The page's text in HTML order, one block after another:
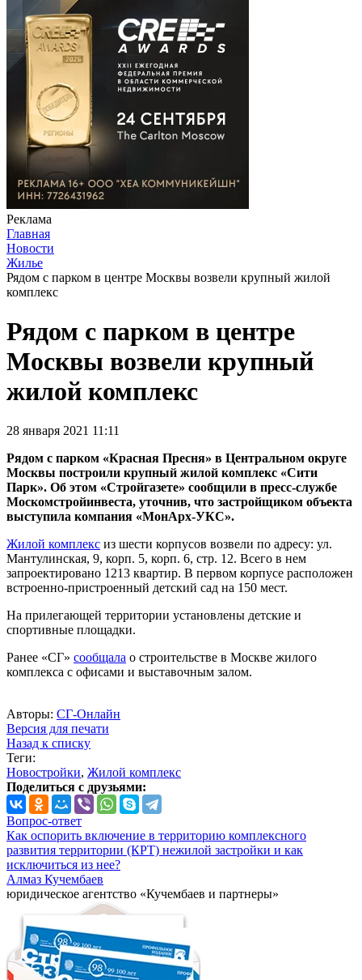
Реклама
Главная
Новости
Жилье
Рядом с парком в центре Москвы возвели крупный жилой
комплекс
Рядом с парком в центре
Москвы возвели крупный
жилой комплекс
28 января 2021 11:11
Рядом с парком «Красная Пресня» в Центральном округе
Москвы построили крупный жилой комплекс «Сити
Парк». Об этом «Стройгазете» сообщили в пресс-службе
Москомстройинвеста, уточнив, что застройщиком объекта
выступила компания «МонАрх-УКС».
Жилой комплекс из шести корпусов возвели по адресу: ул.
Мантулинская, 9, корп. 5, корп. 6, стр. 12. Всего в нем
запроектировано 1213 квартир. В первом корпусе расположен
встроенно-пристроенный детский сад на 150 мест.
На прилегающей территории установлены детские и
спортивные площадки.
Ранее «СГ» сообщала о строительстве в Москве жилого
комплекса с офисами и выставочным залом.
Авторы: СГ-Онлайн
Версия для печати
Назад к списку
Теги:
Новостройки, Жилой комплекс
Поделиться с друзьями:
Вопрос-ответ
Как оспорить включение в территорию комплексного
развития территории (КРТ) нежилой застройки и как
исключиться из нее?
Алмаз Кучембаев
юридическое агентство «Кучембаев и партнеры»